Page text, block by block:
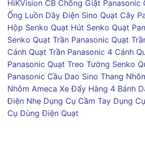
HiKVision CB Chống Giật Panasonic
Ống Luồn Dây Điện Sino Quạt Cây
Hộp Senko Quạt Hút Senko Quạt
Senko Quạt Trần Panasonic Quạt
Cánh Quạt Trần Panasonic 4 Cánh
Panasonic Quạt Treo Tường Senko
Panasonic Cầu Dao Sino Thang
Nhôm Ameca Xe Đẩy Hàng 4 Bánh
Điện Nhẹ Dụng Cụ Cầm Tay Dụng
Cụ Dùng Điện Quạt